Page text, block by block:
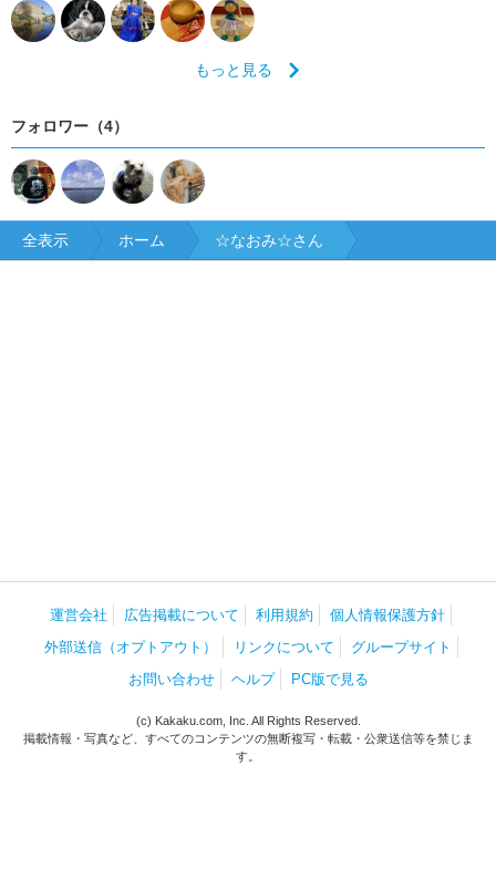
もっと見る
フォロワー（4）
全表示 ホーム ☆なおみ☆さん
運営会社 広告掲載について 利用規約
個人情報保護方針
外部送信（オプトアウト）
リンクについて
グループサイト
お問い合わせ
ヘルプ PC版で見る
(c) Kakaku.com, Inc. All Rights Reserved.
掲載情報・写真など、すべてのコンテンツの無断複写・転載・公衆送信等を禁じま
す。